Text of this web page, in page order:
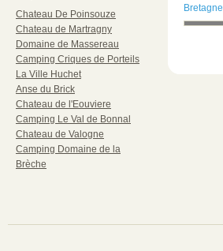
Chateau De Poinsouze
Chateau de Martragny
Domaine de Massereau
Camping Criques de Porteils
La Ville Huchet
Anse du Brick
Chateau de l'Eouviere
Camping Le Val de Bonnal
Chateau de Valogne
Camping Domaine de la
Brèche
Bretagne